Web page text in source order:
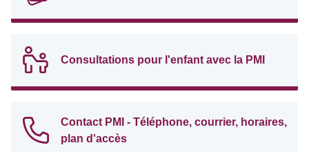
Consultations pour l'enfant avec la PMI
Contact PMI - Téléphone, courrier, horaires,
plan d'accès